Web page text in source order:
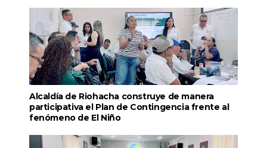
Alcaldía de Riohacha construye de manera
participativa el Plan de Contingencia frente al
fenómeno de El Niño